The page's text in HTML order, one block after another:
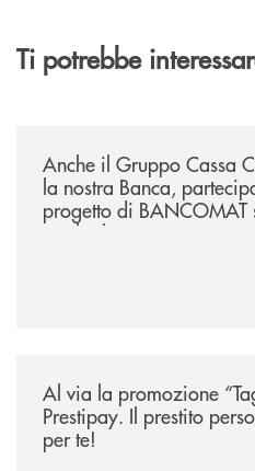
Ti potrebbe
Anche il Gruppo Cassa
la nostra Banca,
progetto di BANCOMAT
e sul relativo ecosistema
Al via la promozione
Prestipay. Il prestito
per te!